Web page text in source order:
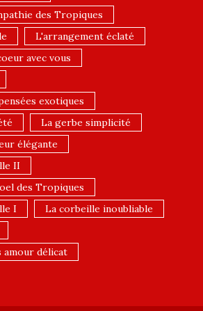
des Tropiques
L'arrangement éclaté
avec vous
exotiques
La gerbe simplicité
élégante
II
des Tropiques
I
La corbeille inoubliable
amour délicat